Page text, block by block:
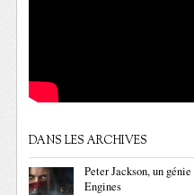
DANS LES ARCHIVES
Peter Jackson, un
Engines